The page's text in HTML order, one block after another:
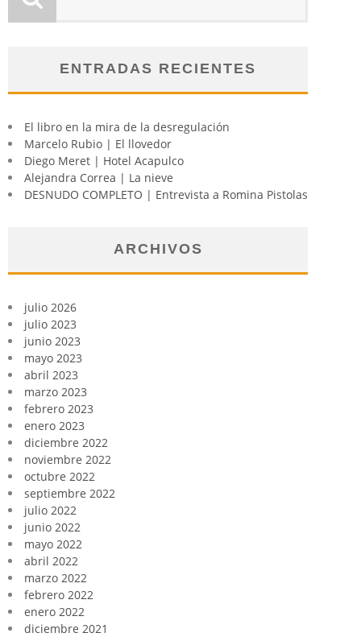
ENTRADAS RECIENTES
El libro en la mira de la desregulación
Marcelo Rubio | El llovedor
Diego Meret | Hotel Acapulco
Alejandra Correa | La nieve
DESNUDO COMPLETO | Entrevista a Romina Pistolas
ARCHIVOS
julio 2026
julio 2023
junio 2023
mayo 2023
abril 2023
marzo 2023
febrero 2023
enero 2023
diciembre 2022
noviembre 2022
octubre 2022
septiembre 2022
julio 2022
junio 2022
mayo 2022
abril 2022
marzo 2022
febrero 2022
enero 2022
diciembre 2021